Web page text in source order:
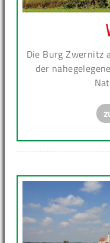
Die Burg Zwernitz
der